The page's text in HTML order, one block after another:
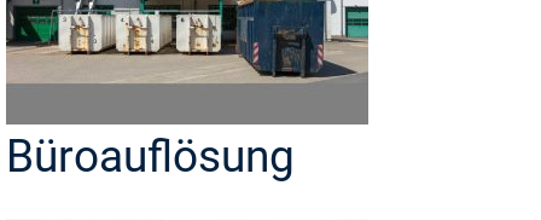
Büroauflösung